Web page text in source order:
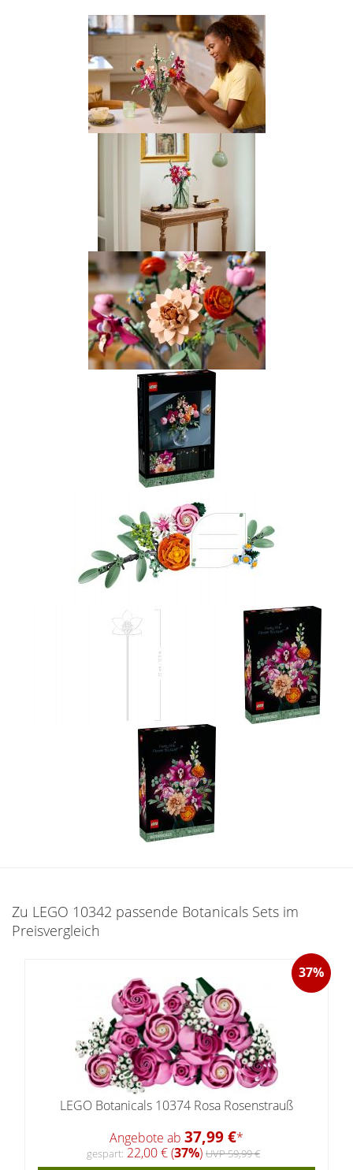
Zu LEGO 10342 passende Botanicals Sets im
Preisvergleich
37%
LEGO Botanicals 10374 Rosa Rosenstrauß
Angebote ab 37,99 €*
gespart: 22,00 € (37%) UVP 59,99 €